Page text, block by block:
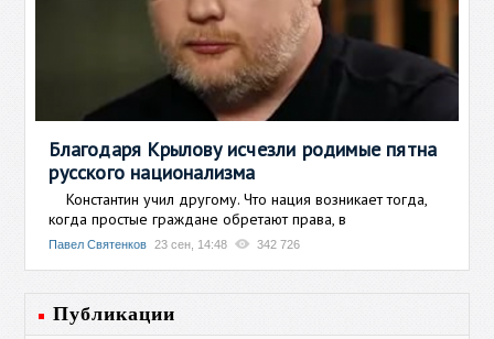
Благодаря Крылову исчезли родимые пятна
русского национализма
Константин учил другому. Что нация возникает тогда,
когда простые граждане обретают права, в
Павел Святенков 23 сен, 14:48 342 726
Публикации